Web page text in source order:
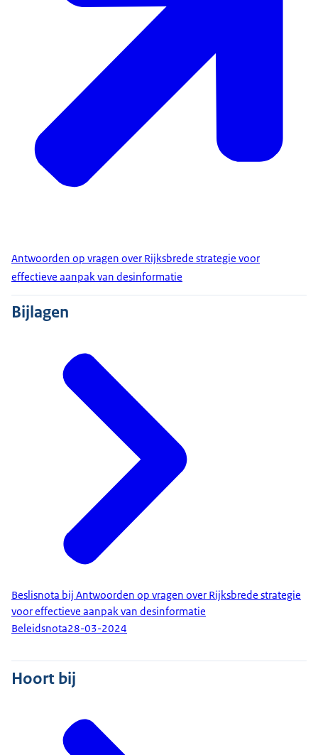
Antwoorden op vragen over Rijksbrede strategie voor
effectieve aanpak van desinformatie
Bijlagen
Beslisnota bij Antwoorden op vragen over Rijksbrede strategie
voor effectieve aanpak van desinformatie
Beleidsnota28-03-2024
Hoort bij